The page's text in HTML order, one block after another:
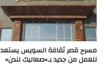
مسرح قصر ثقافة السويس يستعد
للعمل من جديد بـ«صعاليك لندن»